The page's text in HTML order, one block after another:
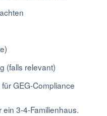
(falls relevant)
GEG-Compliance
3-4-Familienhaus.